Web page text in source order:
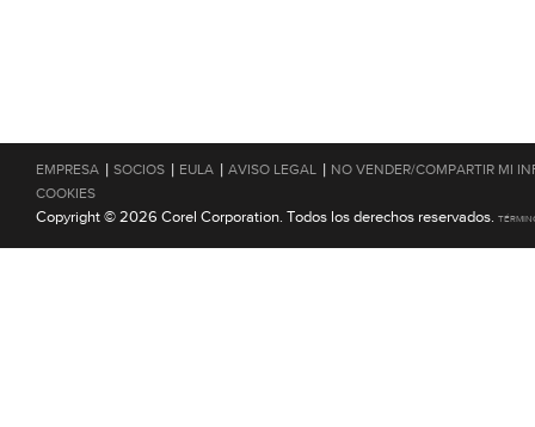
EMPRESA | SOCIOS | EULA | AVISO LEGAL | NO VENDER/COMPARTIR MI
COOKIES
Copyright © 2026 Corel Corporation. Todos los derechos reservados.